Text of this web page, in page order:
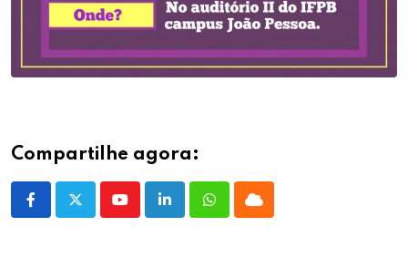
Compartilhe agora:
YoutubeLinkedInWhatsappCloud